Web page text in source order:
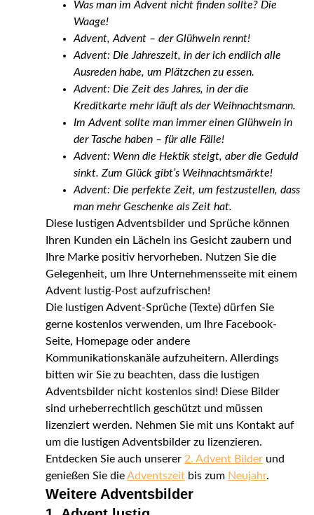
Was man im Advent nicht finden sollte? Die
Waage!
Advent, Advent – der Glühwein rennt!
Advent: Die Jahreszeit, in der ich endlich alle
Ausreden habe, um Plätzchen zu essen.
Advent: Die Zeit des Jahres, in der die
Kreditkarte mehr läuft als der Weihnachtsmann.
Im Advent sollte man immer einen Glühwein in
der Tasche haben – für alle Fälle!
Advent: Wenn die Hektik steigt, aber die Geduld
sinkt. Zum Glück gibt’s Weihnachtsmärkte!
Advent: Die perfekte Zeit, um festzustellen, dass
man mehr Geschenke als Zeit hat.
Diese lustigen Adventsbilder und Sprüche können
Ihren Kunden ein Lächeln ins Gesicht zaubern und
Ihre Marke positiv hervorheben. Nutzen Sie die
Gelegenheit, um Ihre Unternehmensseite mit einem
Advent lustig-Post aufzufrischen!
Die lustigen Advent-Sprüche (Texte) dürfen Sie
gerne kostenlos verwenden, um Ihre Facebook-
Seite, Homepage oder andere
Kommunikationskanäle aufzuheitern. Allerdings
bitten wir Sie zu beachten, dass die lustigen
Adventsbilder nicht kostenlos sind! Diese Bilder
sind urheberrechtlich geschützt und müssen
lizenziert werden. Nehmen Sie mit uns Kontakt auf
um die lustigen Adventsbilder zu lizenzieren.
Entdecken Sie auch unserer 2. Advent Bilderund
genießen Sie dieAdventszeitbis zum Neujahr.
Weitere Adventsbilder